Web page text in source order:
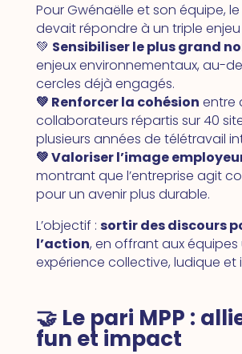
Pour Gwénaëlle et son équipe,
devait répondre à un triple enjeu
💚 Sensibiliser le plus grand
enjeux environnementaux, au-
cercles déjà engagés.
💚 Renforcer la cohésion entre
collaborateurs répartis sur 40
plusieurs années de télétravail
💚 Valoriser l’image
montrant que l’entreprise agit
pour un avenir plus durable.
L’objectif : sortir des discours
l’action, en offrant aux équipes
expérience collective, ludique et
🤝 Le pari MPP :
fun et impact